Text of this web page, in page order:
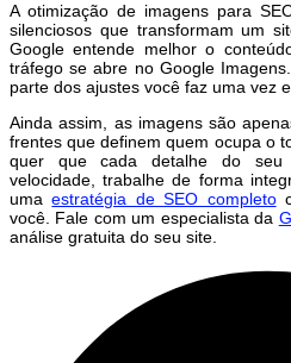
A otimização de imagens para
silenciosos que transformam um
Google entende melhor o
tráfego se abre no Google
parte dos ajustes você faz uma vez
Ainda assim, as imagens são
frentes que definem quem ocupa o
quer que cada detalhe do
velocidade, trabalhe de forma
umaestratégia de SEO completo
você. Fale com um especialista da
análise gratuita do seu site.